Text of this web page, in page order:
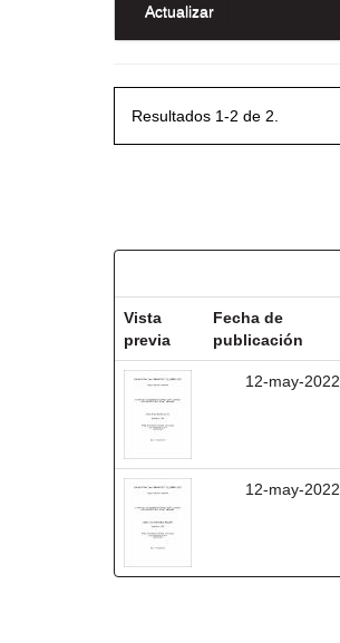
Resultados 1-2 de 2.
Vista
previa
Fecha de
publicación
12-may-2022
12-may-2022